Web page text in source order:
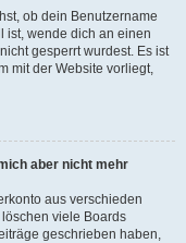
ob dein Benutzername
ist, wende dich an einen
gesperrt wurdest. Es ist
mit der Website vorliegt,
aber nicht mehr
aus verschieden
viele Boards
geschrieben haben,